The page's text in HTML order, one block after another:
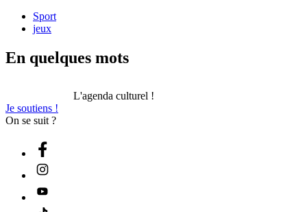
Sport
jeux
En quelques mots
L'agenda culturel !
Je soutiens !
On se suit ?